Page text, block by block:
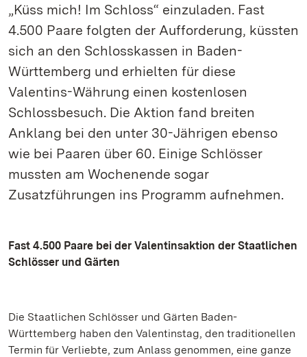
„Küss mich! Im Schloss“ einzuladen. Fast
4.500 Paare folgten der Aufforderung, küssten
sich an den Schlosskassen in Baden-
Württemberg und erhielten für diese
Valentins-Währung einen kostenlosen
Schlossbesuch. Die Aktion fand breiten
Anklang bei den unter 30-Jährigen ebenso
wie bei Paaren über 60. Einige Schlösser
mussten am Wochenende sogar
Zusatzführungen ins Programm aufnehmen.
Fast 4.500 Paare bei der Valentinsaktion der Staatlichen
Schlösser und Gärten
Die Staatlichen Schlösser und Gärten Baden-
Württemberg haben den Valentinstag, den traditionellen
Termin für Verliebte, zum Anlass genommen, eine ganze